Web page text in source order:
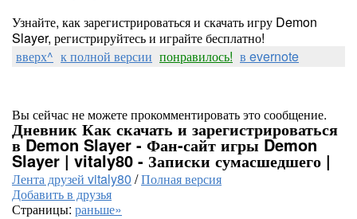
Узнайте, как зарегистрироваться и скачать игру Demon
Slayer, регистрируйтесь и играйте бесплатно!
вверх^ к полной версии понравилось! в evernote
Вы сейчас не можете прокомментировать это сообщение.
Дневник Как скачать и зарегистрироваться
в Demon Slayer - Фан-сайт игры Demon
Slayer | vitaly80 - Записки сумасшедшего |
Лента друзей vitaly80 /Полная версия
Добавить в друзья
Страницы: раньше»